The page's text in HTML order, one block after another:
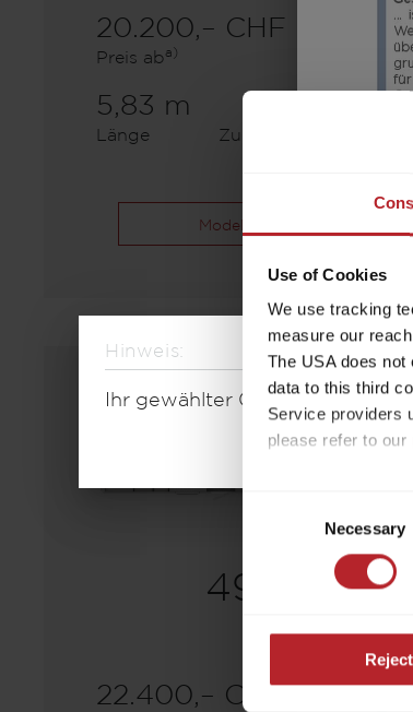
Use of Cookies
We use tracking
measure our
The USA does
data to this third
Service providers
please refer to our
purposes
settings. If you
free operation of
Necessary
20.200,– CHF
Preis aba)
2 -
5,83 m
Länge Zulässig.
Modell auswählen
490 K
22.400,– CHF
Hinweis:
Ihr gewählter Grundriss ist